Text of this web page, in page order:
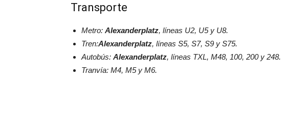
Transporte
Metro: Alexanderplatz, líneas U2, U5 y U8.
Tren:Alexanderplatz, líneas S5, S7, S9 y S75.
Autobús: Alexanderplatz, líneas TXL, M48, 100, 200 y 248.
Tranvía: M4, M5 y M6.